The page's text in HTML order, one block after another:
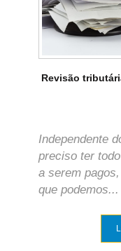
Revisão
Independente
preciso ter
a serem
que podemos...